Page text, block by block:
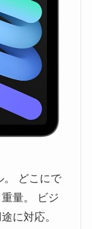
。 どこにで
量。 ビジ
に対応。